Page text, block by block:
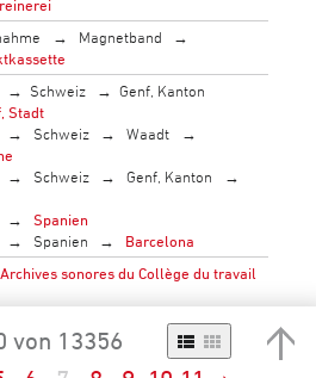
Magnetband
Schweiz
Genf, Kanton
Stadt
Schweiz
Waadt
Schweiz
Genf, Kanton
Spanien
Spanien
Barcelona
sonores du Collège du travail
von 13356